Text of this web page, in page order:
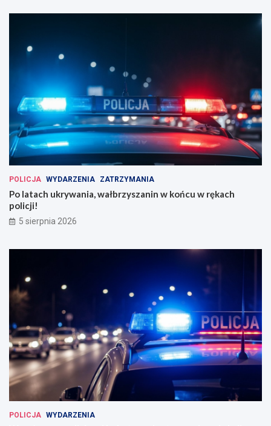
POLICJA WYDARZENIA ZATRZYMANIA
Po latach ukrywania, wałbrzyszanin w końcu w rękach
policji!
5 sierpnia 2026
POLICJA WYDARZENIA